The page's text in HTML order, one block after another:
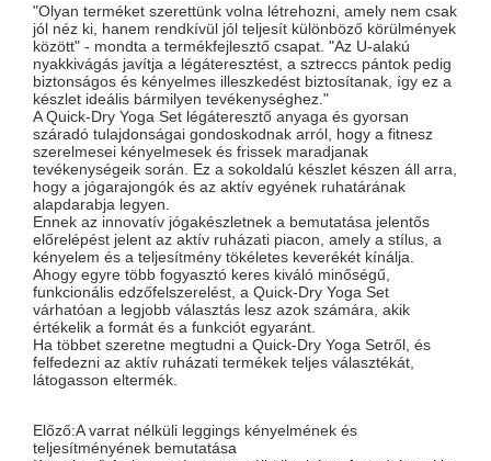
"Olyan terméket szerettünk volna létrehozni, amely nem csak
jól néz ki, hanem rendkívül jól teljesít különböző körülmények
között" - mondta a termékfejlesztő csapat. "Az U-alakú
nyakkivágás javítja a légáteresztést, a sztreccs pántok pedig
biztonságos és kényelmes illeszkedést biztosítanak, így ez a
készlet ideális bármilyen tevékenységhez."
A Quick-Dry Yoga Set légáteresztő anyaga és gyorsan
száradó tulajdonságai gondoskodnak arról, hogy a fitnesz
szerelmesei kényelmesek és frissek maradjanak
tevékenységeik során. Ez a sokoldalú készlet készen áll arra,
hogy a jógarajongók és az aktív egyének ruhatárának
alapdarabja legyen.
Ennek az innovatív jógakészletnek a bemutatása jelentős
előrelépést jelent az aktív ruházati piacon, amely a stílus, a
kényelem és a teljesítmény tökéletes keverékét kínálja.
Ahogy egyre több fogyasztó keres kiváló minőségű,
funkcionális edzőfelszerelést, a Quick-Dry Yoga Set
várhatóan a legjobb választás lesz azok számára, akik
értékelik a formát és a funkciót egyaránt.
Ha többet szeretne megtudni a Quick-Dry Yoga Setről, és
felfedezni az aktív ruházati termékek teljes választékát,
látogasson eltermék
Előző:A varrat nélküli leggings kényelmének és
teljesítményének bemutatása